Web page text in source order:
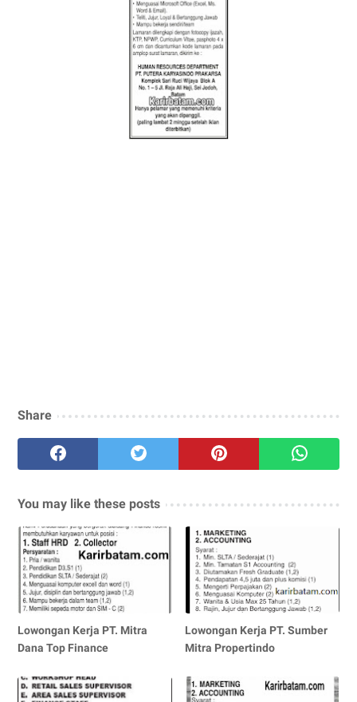
Share
You may like these posts
Lowongan Kerja PT. Mitra
Dana Top Finance
Lowongan Kerja PT. Sumber
Mitra Propertindo